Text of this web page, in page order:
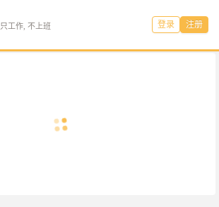
只工作, 不上班 登录 注册